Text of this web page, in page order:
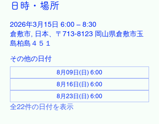
日時・場所
2026年3月15日 6:00 – 8:30
倉敷市, 日本、〒713-8123 岡山県倉敷市玉
島柏島４５１
その他の日付
8月09日(日) 6:00
8月16日(日) 6:00
8月23日(日) 6:00
全22件の日付を表示